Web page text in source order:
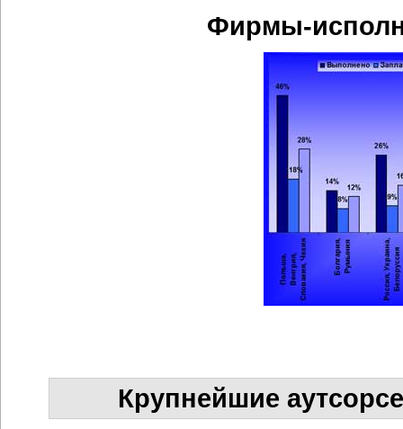
Фирмы-
Крупнейшие